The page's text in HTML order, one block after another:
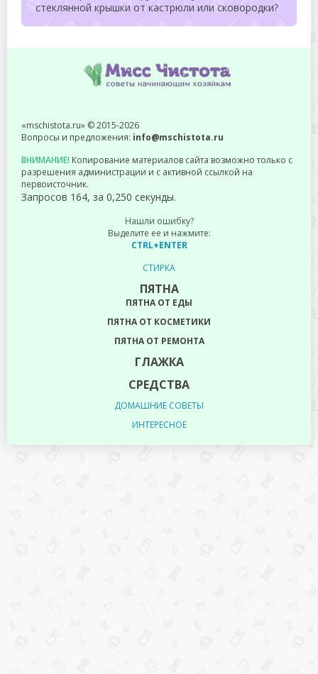
стеклянной крышки от кастрюли или сковородки?
«mschistota.ru» © 2015-2026
Вопросы и предложения: info@mschistota.ru
ВНИМАНИЕ! Копирование материалов сайта возможно только с
разрешения администрации и с активной ссылкой на
первоисточник.
Запросов 164, за 0,250 секунды.
Нашли ошибку?
Выделите ее и нажмите:
CTRL+ENTER
СТИРКА
ПЯТНА
ПЯТНА ОТ ЕДЫ
ПЯТНА ОТ КОСМЕТИКИ
ПЯТНА ОТ РЕМОНТА
ГЛАЖКА
СРЕДСТВА
ДОМАШНИЕ СОВЕТЫ
ИНТЕРЕСНОЕ